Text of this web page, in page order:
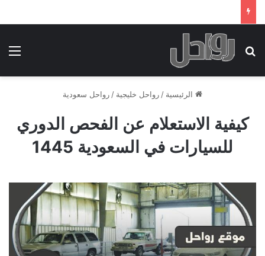
بحث عن
الرئيسية / رواحل خليجية / رواحل سعودية
كيفية الاستعلام عن الفحص الدوري
للسيارات في السعودية 1445